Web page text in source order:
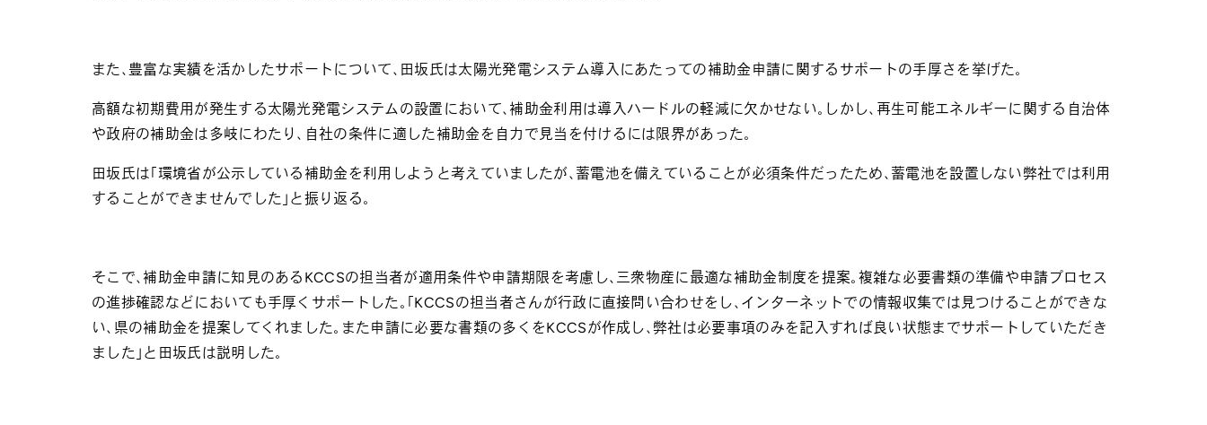
また、豊富な実績を活かしたサポートについて、田坂氏は太陽光発電システム導入にあたっての補助金申請に関するサポートの手厚さを挙げた。
高額な初期費用が発生する太陽光発電システムの設置において、補助金利用は導入ハードルの軽減に欠かせない。しかし、再生可能エネルギーに関する自治体
や政府の補助金は多岐にわたり、自社の条件に適した補助金を自力で見当を付けるには限界があった。
田坂氏は「環境省が公示している補助金を利用しようと考えていましたが、蓄電池を備えていることが必須条件だったため、蓄電池を設置しない弊社では利用
することができませんでした」と振り返る。
そこで、補助金申請に知見のあるKCCSの担当者が適用条件や申請期限を考慮し、 三衆物産に最適な補助金制度を提案。複雑な必要書類の準備や申請プロセス
の進捗確認などにおいても手厚くサポートした。「KCCSの担当者さんが行政に直接問い合わせをし、インターネットでの情報収集では見つけることができな
い、県の補助金を提案してくれました。また申請に必要な書類の多くをKCCSが作成し、弊社は必要事項のみを記入すれば良い状態までサポートしていただき
ました」と田坂氏は説明した。